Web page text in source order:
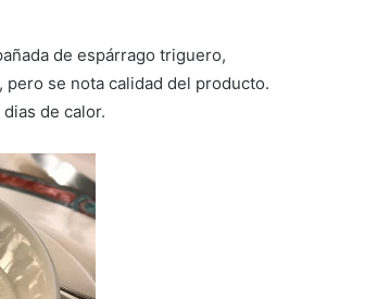
de espárrago triguero,
pero se nota calidad del producto.
de calor.